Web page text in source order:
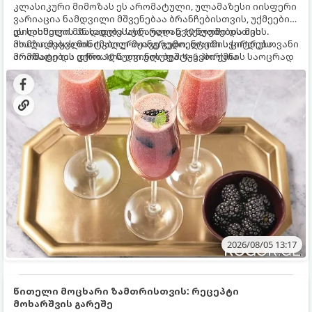
კლასიკური მიმოზას ეს არომატული, ულამაზესი იისფერი
ვარიაცია ნამდვილი მშვენებაა ბრანჩებისთვის, უქმეების
დილისთვის ან სადღესასწაულო წვეულებებისთვის.
ახალი მაყვლის ტკბილ-მჟავე გემო, ლაიმის ციტრუსოვანი
არომატი და ცქრიალა ღვინის ბუშტუკები ქმნის საოცრად
დახვეწილ და მაგრილებელ კოქტეილს.
ეს სასმელი მზადდება სულ რაღაც 10 წუთში და მის
მომზადებას მინიმალური ინგრედიენტები სჭირდება.
მომზადების დრო: 10 წუთი ულუფა: 4–6 პორცია
2026/08/05 13:17
წითელი მოცხარი ზამთრისთვის: რეცეპტი
მოხარშვის გარეშე